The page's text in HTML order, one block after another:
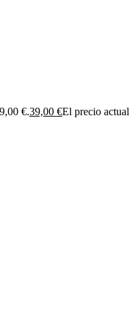
€.39,00 €El precio actual